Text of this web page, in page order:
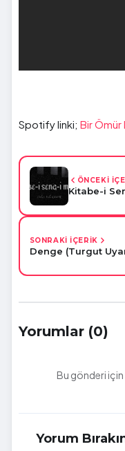
Spotify linki; Bir Ömür
ÖNCEKİ
Kitabe-i
SONRAKİ İÇERİK
Denge (Turgut
Yorumlar (0)
Bu gönderi için
Yorum